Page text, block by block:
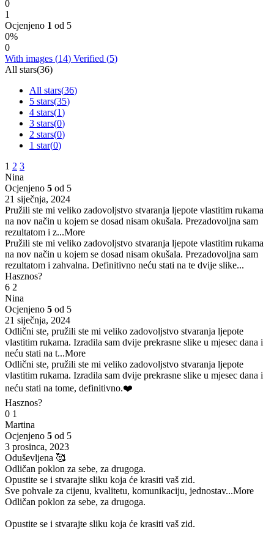
0
1
Ocjenjeno 1 od 5
0%
0
With images (14) Verified (5)
All stars(36)
All stars(36)
5 stars(35)
4 stars(1)
3 stars(0)
2 stars(0)
1 star(0)
1 2 3
Nina
Ocjenjeno 5 od 5
21 siječnja, 2024
Pružili ste mi veliko zadovoljstvo stvaranja ljepote vlastitim rukama
na nov način u kojem se dosad nisam okušala. Prezadovoljna sam
rezultatom i z...More
Pružili ste mi veliko zadovoljstvo stvaranja ljepote vlastitim rukama
na nov način u kojem se dosad nisam okušala. Prezadovoljna sam
rezultatom i zahvalna. Definitivno neću stati na te dvije slike...
Hasznos?
6 2
Nina
Ocjenjeno 5 od 5
21 siječnja, 2024
Odlični ste, pružili ste mi veliko zadovoljstvo stvaranja ljepote
vlastitim rukama. Izradila sam dvije prekrasne slike u mjesec dana i
neću stati na t...More
Odlični ste, pružili ste mi veliko zadovoljstvo stvaranja ljepote
vlastitim rukama. Izradila sam dvije prekrasne slike u mjesec dana i
neću stati na tome, definitivno.❤️
Hasznos?
0 1
Martina
Ocjenjeno 5 od 5
3 prosinca, 2023
Oduševljena 🥰
Odličan poklon za sebe, za drugoga.
Opustite se i stvarajte sliku koja će krasiti vaš zid.
Sve pohvale za cijenu, kvalitetu, komunikaciju, jednostav...More
Odličan poklon za sebe, za drugoga.
Opustite se i stvarajte sliku koja će krasiti vaš zid.